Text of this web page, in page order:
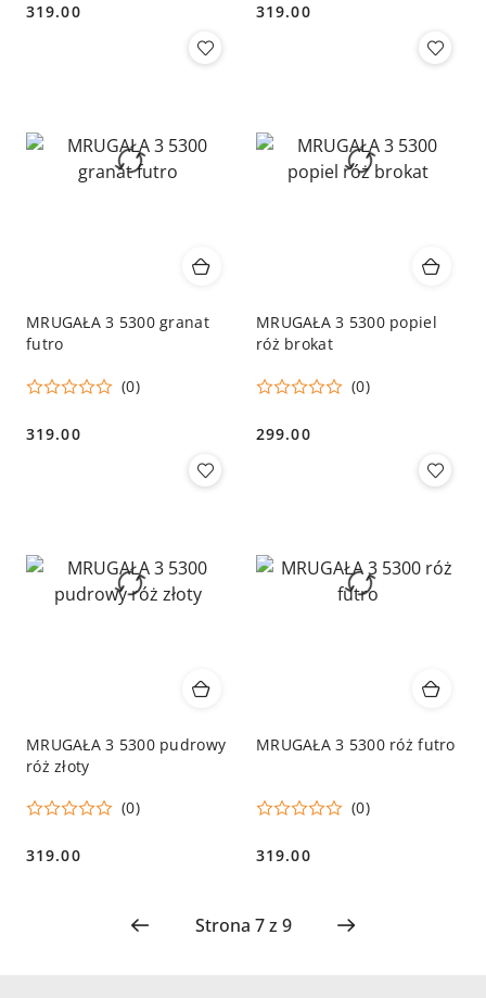
Cena:
319.00 Cena:
319.00
MRUGAŁA 3 5300 granat
futro
(0)
Cena:
319.00
MRUGAŁA 3 5300 popiel
róż brokat
(0)
Cena:
299.00
MRUGAŁA 3 5300 pudrowy
róż złoty
(0)
Cena:
319.00
MRUGAŁA 3 5300 róż futro
(0)
Cena:
319.00